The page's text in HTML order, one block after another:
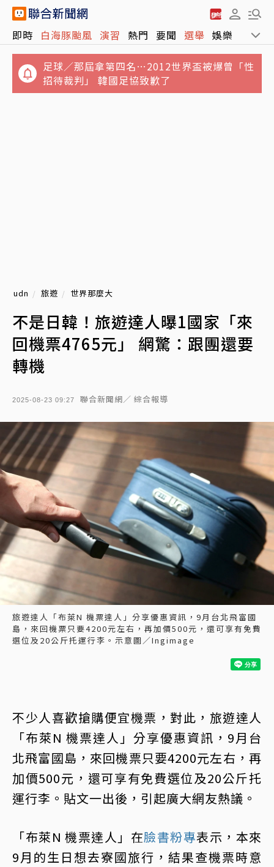
即時 白海豚颱風 演習 熱門 要聞 選舉 娛樂 運動
足球／那屆拿第四名…2012世界盃被爆曾「性
招待裁判」 韓國足協致歉了
udn 旅遊 世界那麼大
不是日韓！旅遊達人曝1國家「來
回機票4765元」 網驚：跟團還要
轉機
2025-08-23 09:27 聯合新聞網／ 綜合報導
旅遊達人「布萊N 機票達人」分享優惠資訊，9月台北飛富國
島，來回機票只要4200元左右，再加價500元，還可享有免費
選位及20公斤托運行李。示意圖／Ingimage
不少人喜歡搶購便宜機票，對此，旅遊達人
「布萊N 機票達人」分享優惠資訊，9月台
北飛富國島，來回機票只要4200元左右，再
加價500元，還可享有免費選位及20公斤托
運行李。貼文一出後，引起廣大網友熱議。
「布萊N 機票達人」在臉書粉專表示，本來
9月的生日想去寮國旅行，結果查機票時意